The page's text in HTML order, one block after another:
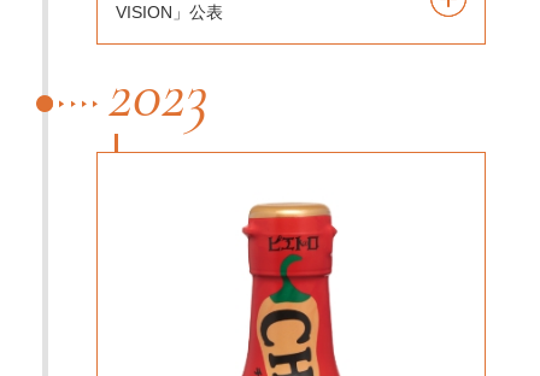
VISION」公表
2023